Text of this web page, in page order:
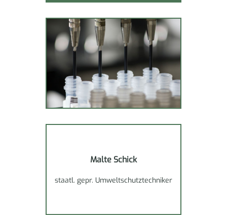
Malte Schick
staatl. gepr. Umweltschutz­techniker